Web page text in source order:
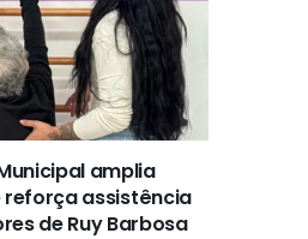
amplia
assistência
de Ruy Barbosa